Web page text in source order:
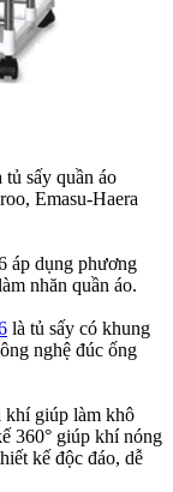
sấy quần áo
Emasu-Haera
áp dụng phương
nhăn quần áo.
là tủ sấy có khung
nghệ đúc ống
khí giúp làm khô
360° giúp khí nóng
kế độc đáo, dễ